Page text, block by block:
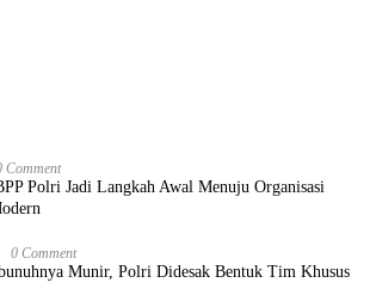
Comment
Polri Jadi Langkah Awal Menuju Organisasi
0 Comment
Munir, Polri Didesak Bentuk Tim Khusus